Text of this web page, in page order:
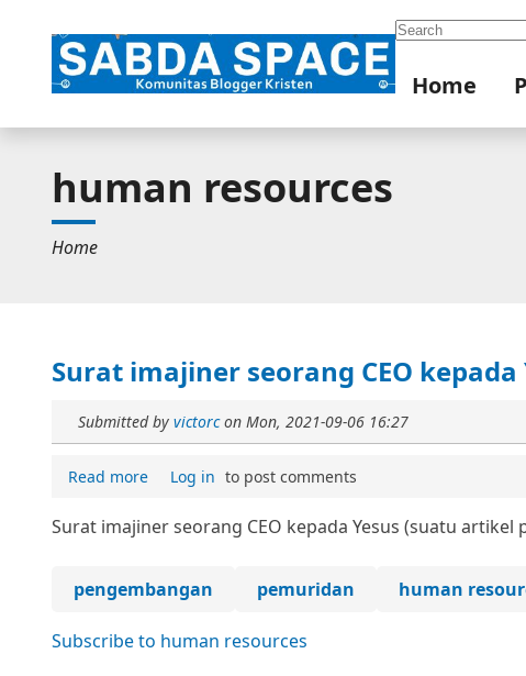
Search
Home
human resources
Home
Surat imajiner seorang CEO
Submitted by victorcon Mon, 2021-09-06 16:27
Read more Log in to post comments
Surat imajiner seorang CEO kepada Yesus (suatu artikel
pengembangan pemuridan human
Subscribe to human resources